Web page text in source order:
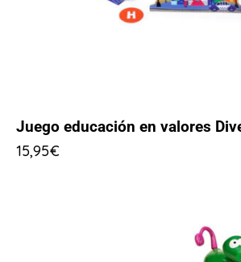
Juego educación en valores
15,95€